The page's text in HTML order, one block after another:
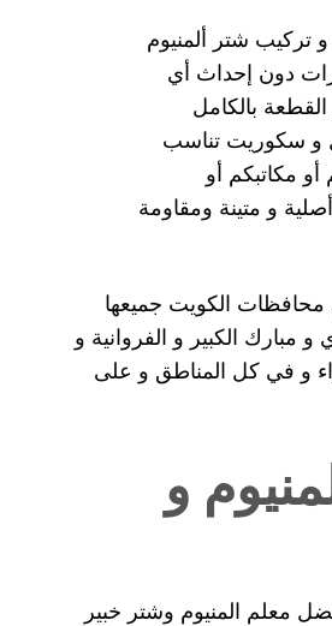
تركيب شتر ألمنيوم
دون إحداث أي
بالكامل
و سكوريت تناسب
مكاتبكم أو
و متينة ومقاومة
محافظات الكويت جميعها
و مبارك الكبير و الفروانية و
و في كل المناطق و على
و
معلم المنيوم وشتر خبير